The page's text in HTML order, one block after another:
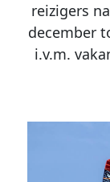
reizigers
december
i.v.m.